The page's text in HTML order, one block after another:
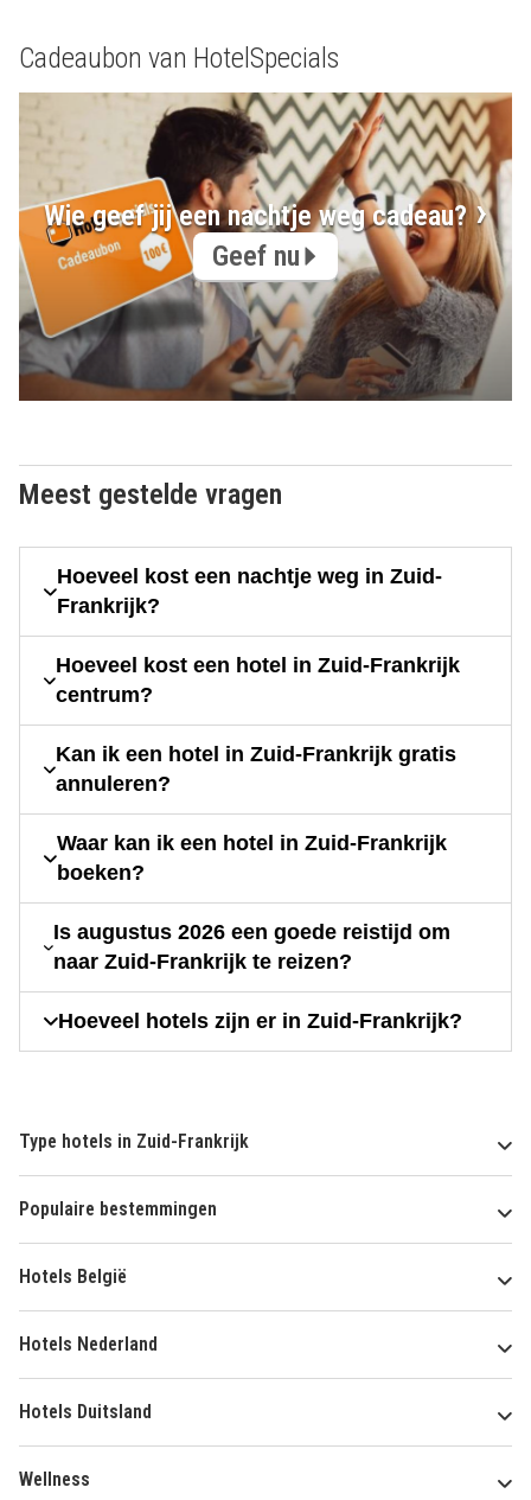
Cadeaubon van HotelSpecials
Wie geef jij een nachtje weg cadeau?
Geef nu
Meest gestelde vragen
Hoeveel kost een nachtje weg in Zuid-
Frankrijk?
Hoeveel kost een hotel in Zuid-Frankrijk
centrum?
Kan ik een hotel in Zuid-Frankrijk gratis
annuleren?
Waar kan ik een hotel in Zuid-Frankrijk
boeken?
Is augustus 2026 een goede reistijd om
naar Zuid-Frankrijk te reizen?
Hoeveel hotels zijn er in Zuid-Frankrijk?
Type hotels in Zuid-Frankrijk
Populaire bestemmingen
Hotels België
Hotels Nederland
Hotels Duitsland
Wellness